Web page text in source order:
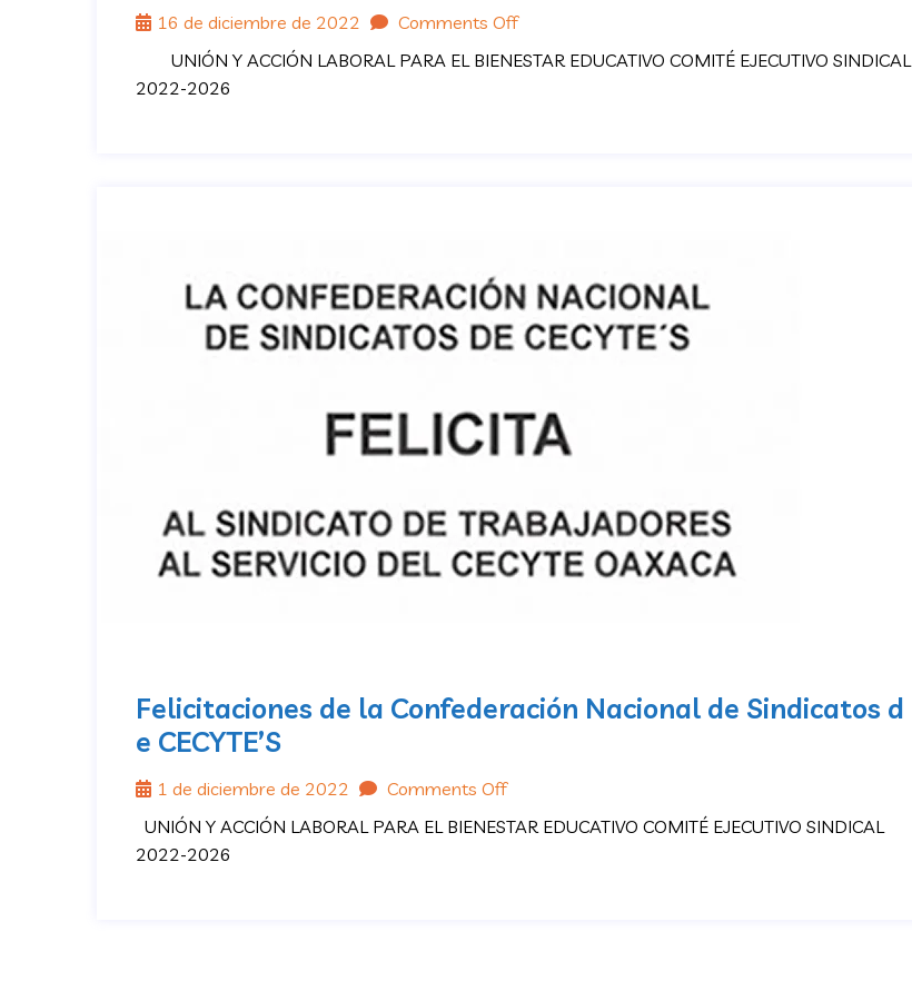
16 de diciembre de 2022
Comments Off
UNIÓN Y ACCIÓN LABORAL PARA EL BIENESTAR EDUCATIVO COMITÉ EJECUTIVO SINDICAL
2022-2026
Felicitaciones de la Confederación Nacional de Sindicatos d
e CECYTE’S
1 de diciembre de 2022
Comments Off
UNIÓN Y ACCIÓN LABORAL PARA EL BIENESTAR EDUCATIVO COMITÉ EJECUTIVO SINDICAL
2022-2026